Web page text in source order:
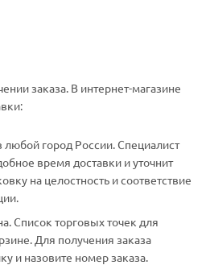
заказа. В интернет-магазине
любой город России. Специалист
время доставки и уточнит
на целостность и соответствие
Список торговых точек для
Для получения заказа
и назовите номер заказа.